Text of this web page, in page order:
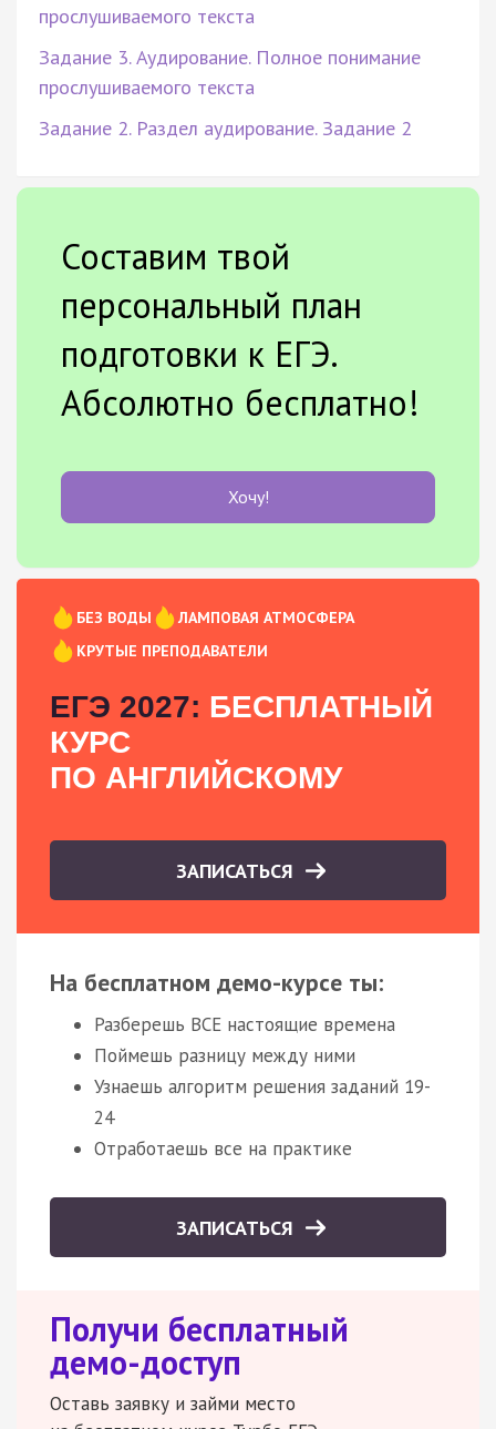
прослушиваемого текста
Задание 3. Аудирование. Полное понимание
прослушиваемого текста
Задание 2. Раздел аудирование. Задание 2
Составим твой
персональный план
подготовки к ЕГЭ.
Абсолютно бесплатно!
Хочу!
БЕЗ ВОДЫ
ЛАМПОВАЯ АТМОСФЕРА
КРУТЫЕ ПРЕПОДАВАТЕЛИ
ЕГЭ 2027: БЕСПЛАТНЫЙ
КУРС
ПО АНГЛИЙСКОМУ
ЗАПИСАТЬСЯ
На бесплатном демо-курсе ты:
Разберешь ВСЕ настоящие времена
Поймешь разницу между ними
Узнаешь алгоритм решения заданий 19-
24
Отработаешь все на практике
ЗАПИСАТЬСЯ
Получи бесплатный
демо-доступ
Оставь заявку и займи место